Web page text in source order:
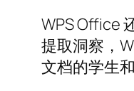
WPS Office
提取洞察，
文档的学生